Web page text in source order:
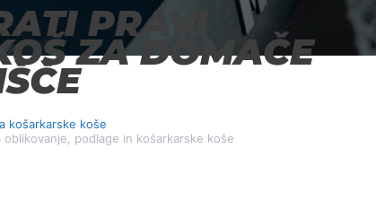
PRAVI
ZA DOMAČE
košarkarske koše
podlage in košarkarske koše